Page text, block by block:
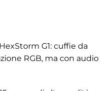
G1: cuffie da
RGB, ma con audio